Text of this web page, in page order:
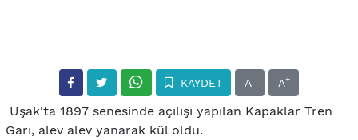
KAYDET A- A+
Uşak'ta 1897 senesinde açılışı yapılan Kapaklar Tren
Garı, alev alev yanarak kül oldu.